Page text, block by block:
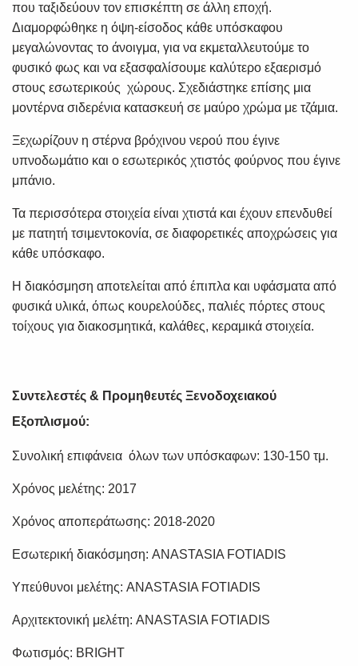
που ταξιδεύουν τον επισκέπτη σε άλλη εποχή.
Διαμορφώθηκε η όψη-είσοδος κάθε υπόσκαφου
μεγαλώνοντας το άνοιγμα, για να εκμεταλλευτούμε το
φυσικό φως και να εξασφαλίσουμε καλύτερο εξαερισμό
στους εσωτερικούς χώρους. Σχεδιάστηκε επίσης μια
μοντέρνα σιδερένια κατασκευή σε μαύρο χρώμα με τζάμια.
Ξεχωρίζουν η στέρνα βρόχινου νερού που έγινε
υπνοδωμάτιο και ο εσωτερικός χτιστός φούρνος που έγινε
μπάνιο.
Τα περισσότερα στοιχεία είναι χτιστά και έχουν επενδυθεί
με πατητή τσιμεντοκονία, σε διαφορετικές αποχρώσεις για
κάθε υπόσκαφο.
Η διακόσμηση αποτελείται από έπιπλα και υφάσματα από
φυσικά υλικά, όπως κουρελούδες, παλιές πόρτες στους
τοίχους για διακοσμητικά, καλάθες, κεραμικά στοιχεία.
Συντελεστές & Προμηθευτές Ξενοδοχειακού
Εξοπλισμού:
Συνολική επιφάνεια όλων των υπόσκαφων: 130-150 τμ.
Χρόνος μελέτης: 2017
Χρόνος αποπεράτωσης: 2018-2020
Εσωτερική διακόσμηση: ANASTASIA FOTIADIS
Υπεύθυνοι μελέτης: ANASTASIA FOTIADIS
Αρχιτεκτονική μελέτη: ANASTASIA FOTIADIS
Φωτισμός: BRIGHT